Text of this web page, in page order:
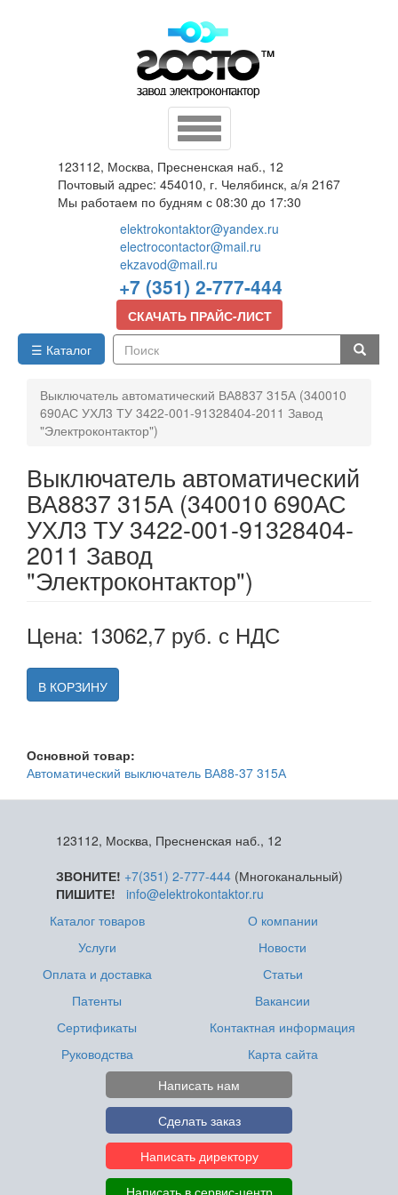
Toggle
navigation
123112, Москва, Пресненская наб., 12
Почтовый адрес: 454010, г. Челябинск, а/я 2167
Мы работаем по будням с 08:30 до 17:30
elektrokontaktor@yandex.ru
electrocontactor@mail.ru
ekzavod@mail.ru
+7 (351) 2-777-444
СКАЧАТЬ ПРАЙС-ЛИСТ
☰ Каталог
Выключатель автоматический ВА8837 315А (340010
690АС УХЛ3 ТУ 3422-001-91328404-2011 Завод
"Электроконтактор")
Выключатель автоматический
ВА8837 315А (340010 690АС
УХЛ3 ТУ 3422-001-91328404-
2011 Завод
"Электроконтактор")
Цена: 13062,7 руб. с НДС
В КОРЗИНУ
Основной товар:
Автоматический выключатель ВА88-37 315А
123112, Москва, Пресненская наб., 12
ЗВОНИТЕ! +7(351) 2-777-444(Многоканальный)
ПИШИТЕ!
info@elektrokontaktor.ru
Каталог товаров
Услуги
Оплата и доставка
Патенты
Сертификаты
Руководства
О компании
Новости
Статьи
Вакансии
Контактная информация
Карта сайта
Написать нам
Сделать заказ
Написать директору
Написать в сервис-центр